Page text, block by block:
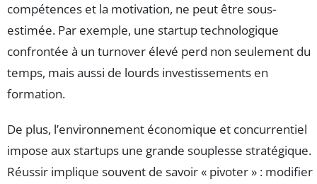
compétences et la motivation, ne peut être sous-
estimée. Par exemple, une startup technologique
confrontée à un turnover élevé perd non seulement du
temps, mais aussi de lourds investissements en
formation.
De plus, l’environnement économique et concurrentiel
impose aux startups une grande souplesse stratégique.
Réussir implique souvent de savoir « pivoter » : modifier